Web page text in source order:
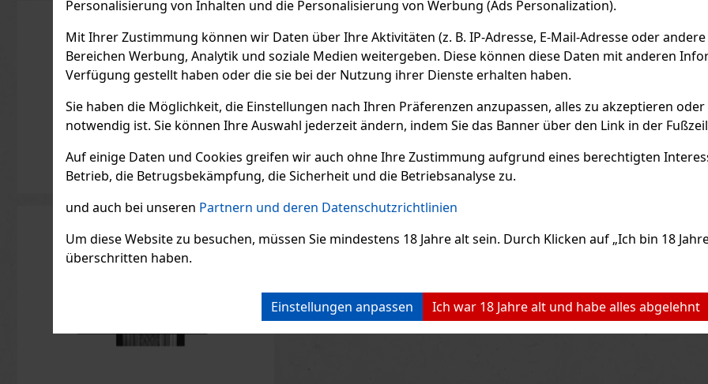
Personalisierung von Inhalten und die Personalisierung von Werbung (Ads Personalization).
Mit Ihrer Zustimmung können wir Daten über Ihre Aktivitäten (z. B. IP-Adresse, E-Mail-Adresse oder
Bereichen Werbung, Analytik und soziale Medien weitergeben. Diese können diese Daten mit anderen
Verfügung gestellt haben oder die sie bei der Nutzung ihrer Dienste erhalten haben.
Sie haben die Möglichkeit, die Einstellungen nach Ihren Präferenzen anzupassen, alles zu akzeptieren
notwendig ist. Sie können Ihre Auswahl jederzeit ändern, indem Sie das Banner über den Link in der
Auf einige Daten und Cookies greifen wir auch ohne Ihre Zustimmung aufgrund eines berechtigten
Betrieb, die Betrugsbekämpfung, die Sicherheit und die Betriebsanalyse zu.
und auch bei unseren Partnern und deren Datenschutzrichtlinien
Um diese Website zu besuchen, müssen Sie mindestens 18 Jahre alt sein. Durch Klicken auf „Ich bin 18
überschritten haben.
Einstellungen anpassen Ich war 18 Jahre alt und habe alles abgelehnt